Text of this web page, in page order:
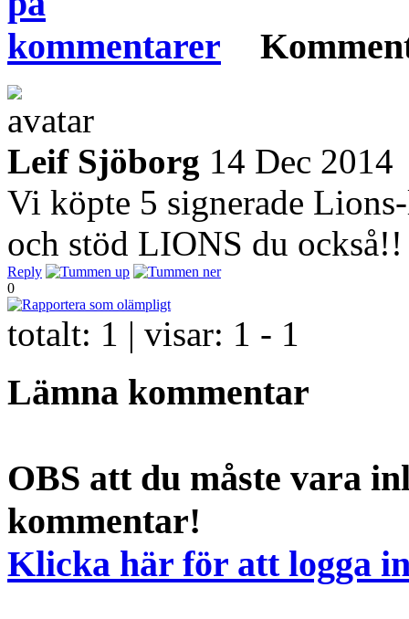
Leif Sjöborg 14 Dec 2014
Vi köpte 5 signerade
och stöd LIONS du
Reply
0
totalt: 1 | visar: 1 - 1
Lämna kommentar
OBS att du måste vara
kommentar!
Klicka här för att logga